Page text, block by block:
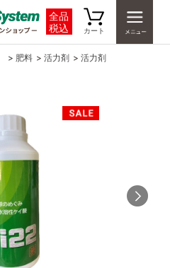
全品
税込
カート
> 肥料 > 活力剤 > 活力剤